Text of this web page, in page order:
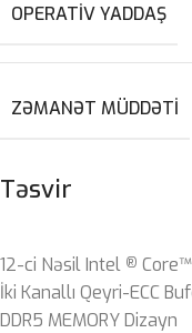
Təsvir
12-ci Nəsil Intel ®
İki Kanallı Qeyri-ECC
DDR5 MEMORY Dizayn
OPERATIV YADDAŞ
ZƏMANƏT MÜDDƏTI